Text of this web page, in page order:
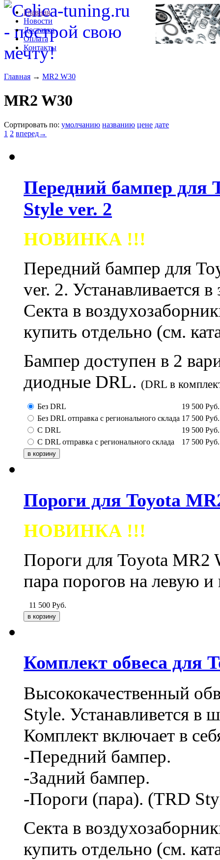
Главная
Новости
Доставка
Оплата
Контакты
Главная → MR2 W30
MR2 W30
Сортировать по: умолчанию названию цене дате
1 2 вперед→
Передний бампер для
Style ver. 2
НОВИНКА !!!
Передний бампер для
ver. 2. Устанавливается
Секта в
купить отдельно (см.
Бампер доступен в 2
диодные DRL. (DRL в
Без DRL 19 500 Руб.
Без DRL отправка с регионального склада 17 500 Руб.
С DRL
19 500 Руб.
С DRL отправка с регионального склада
17 500 Руб.
Пороги для Toyota
НОВИНКА !!!
Пороги для Toyota MR2
пара порогов на левую
11 500 Руб.
Комплект обвеса для
Высококачественный
Style. Устанавливется в
Комплект включает в
-Передний бампер.
-Задний бампер.
-Пороги (пара). (TRD
Секта в
купить отдельно (см.